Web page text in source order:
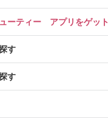
ーティー アプリをゲット
す
す